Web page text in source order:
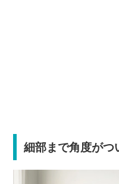
細部まで角度がつ